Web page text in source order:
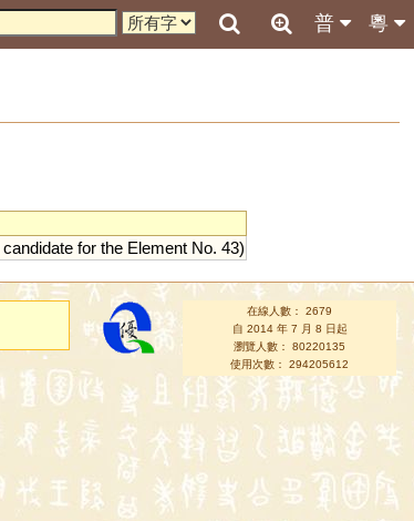
粵
普
candidate for the Element No. 43)
在線人數： 2679
自 2014 年 7 月 8 日起
瀏覽人數： 80220135
使用次數： 294205612